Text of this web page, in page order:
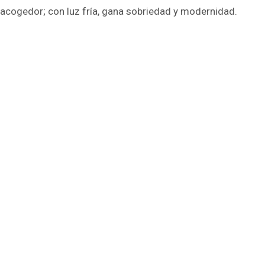
acogedor; con luz fría, gana sobriedad y modernidad.